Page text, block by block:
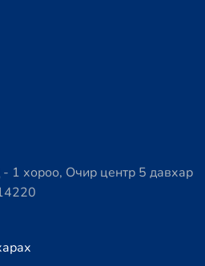
1 хороо, Очир центр 5 давхар